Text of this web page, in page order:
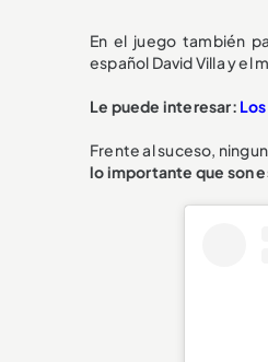
En el juego también
español David Villa y el
Le puede interesar:
Frente al suceso,
lo importante que son